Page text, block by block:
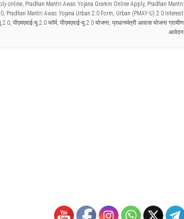
online, Pradhan Mantri Awas Yojana Gramin Online Apply, Pradhan Mantri
, Pradhan Mantri Awas Yojana Urban 2.0 Form, Urban (PMAY-U) 2.0 Interest
2.0, पीएमएवाई-यू 2.0 फॉर्म, पीएमएवाई-यू 2.0 योजना, प्रधानमंत्री आवास योजना ग्रामीण
आवेदन